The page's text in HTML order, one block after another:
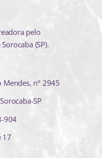
pelo
(SP).
Mendes, nº 2945
SP
904
17